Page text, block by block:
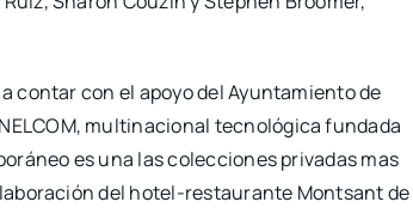
con­tar con el apo­yo del Ayun­ta­mien­to de
mul­ti­na­cio­nal tec­no­ló­gi­ca fun­da­da
es una las colec­cio­nes pri­va­das mas
del hotel-res­­tau­­ra­n­­te Mon­tsant de